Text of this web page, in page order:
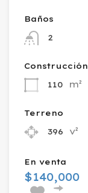
Baños
2
Construcción
110
m²
Terreno
396
v²
En venta
$140,000